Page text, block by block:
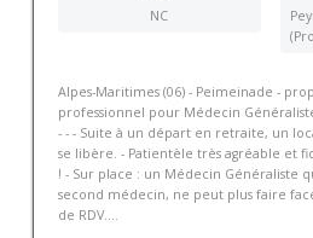
NC
Alpes-Maritimes (06) - Peimeinade -
professionnel pour Médecin
- - - Suite à un départ en retraite, un
se libère. - Patientèle très agréable et
! - Sur place : un Médecin Généraliste
second médecin, ne peut plus faire
de RDV....